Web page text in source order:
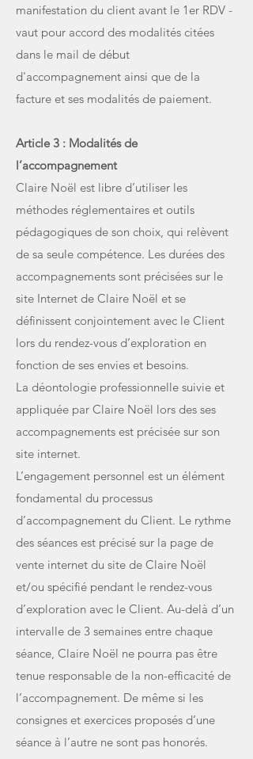
manifestation du client avant le 1er RDV -
vaut pour accord des modalités citées
dans le mail de début
d'accompagnement ainsi que de la
facture et ses modalités de paiement.
Article 3 : Modalités de
l’accompagnement
Claire Noël est libre d’utiliser les
méthodes réglementaires et outils
pédagogiques de son choix, qui relèvent
de sa seule compétence. Les durées des
accompagnements sont précisées sur le
site Internet de Claire Noël et se
définissent conjointement avec le Client
lors du rendez-vous d’exploration en
fonction de ses envies et besoins.
La déontologie professionnelle suivie et
appliquée par Claire Noël lors des ses
accompagnements est précisée sur son
site internet.
L’engagement personnel est un élément
fondamental du processus
d’accompagnement du Client. Le rythme
des séances est précisé sur la page de
vente internet du site de Claire Noël
et/ou spécifié pendant le rendez-vous
d’exploration avec le Client. Au-delà d’un
intervalle de 3 semaines entre chaque
séance, Claire Noël ne pourra pas être
tenue responsable de la non-efficacité de
l’accompagnement. De même si les
consignes et exercices proposés d’une
séance à l’autre ne sont pas honorés.